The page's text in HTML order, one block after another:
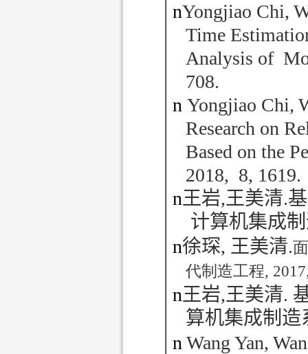
nYongjiao Chi,
Time
Analysis of
708.
n Yongjiao Chi,
Research on
Based on the
2018, 8, 1619.
n王岩,王美清.
计算机集成
n徐琛, 王美清.
代制造工程,
n王岩,王美清.
算机集成制造
n Wang Yan,